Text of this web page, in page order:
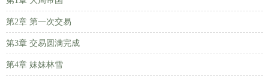
第2章 第一次交易
第3章 交易圆满完成
第4章 妹妹林雪